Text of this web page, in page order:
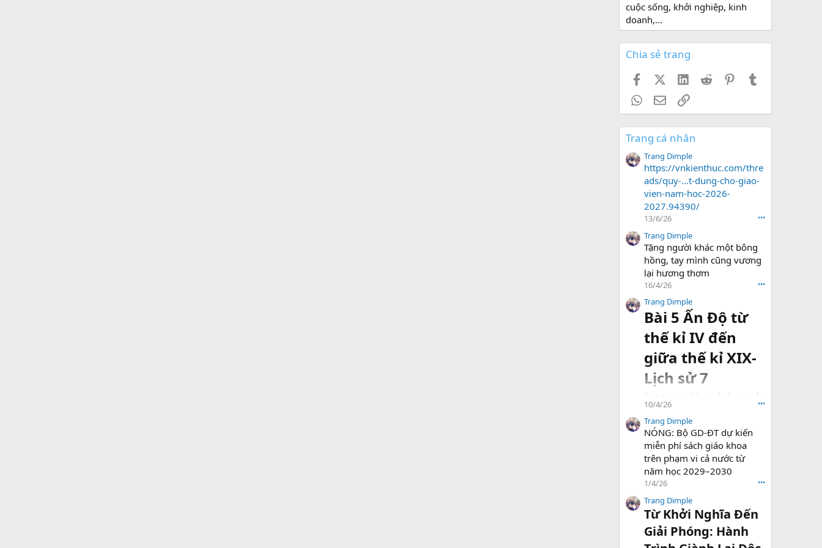
cuộc sống, khởi nghiệp, kinh
doanh,...
Chia sẻ trang
FacebookX (Twitter)
LinkedIn
Reddit Pinterest
WhatsApp
EmailLink
Trang cá nhân
Trang Dimple
https://vnkienthuc.com/thre
ads/quy-...t-dung-cho-giao-
vien-nam-hoc-2026-
2027.94390/
13/6/26 •••
Trang Dimple
Tặng người khác một bông
hồng, tay mình cũng vương
lại hương thơm
16/4/26 •••
Trang Dimple
Bài 5 Ấn Độ từ
thế kỉ IV đến
giữa thế kỉ XIX-
Lịch sử 7
https://vnkienth
uc.com/threads
/bai-...-giua-the-
ki-xix-lich-su-
7.94040/#post-
202177
10/4/26 •••
Trang Dimple
NÓNG: Bộ GD-ĐT dự kiến
miễn phí sách giáo khoa
trên phạm vi cả nước từ
năm học 2029–2030
1/4/26 •••
Trang Dimple
Từ Khởi Nghĩa Đến
Giải Phóng: Hành